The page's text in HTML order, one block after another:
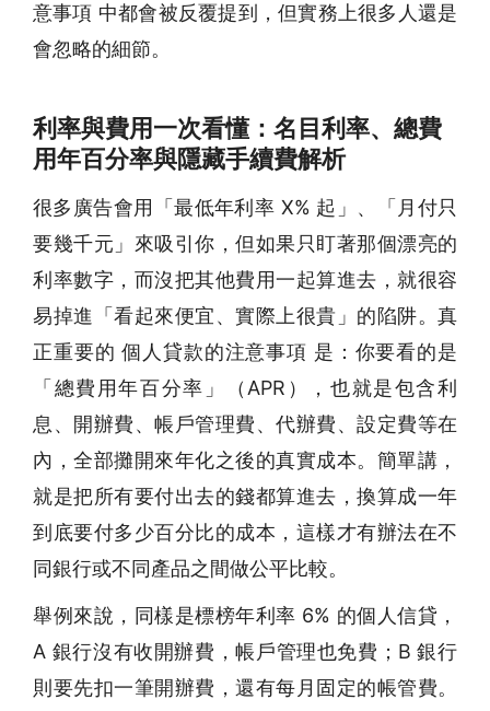
意事項 中都會被反覆提到，但實務上很多人還是
會忽略的細節。
利率與費用一次看懂：名目利率、總費
用年百分率與隱藏手續費解析
很多廣告會用「最低年利率 X% 起」、「月付只
要幾千元」來吸引你，但如果只盯著那個漂亮的
利率數字，而沒把其他費用一起算進去，就很容
易掉進「看起來便宜、實際上很貴」的陷阱。真
正重要的 個人貸款的注意事項 是：你要看的是
「總費用年百分率」（APR），也就是包含利
息、開辦費、帳戶管理費、代辦費、設定費等在
內，全部攤開來年化之後的真實成本。簡單講，
就是把所有要付出去的錢都算進去，換算成一年
到底要付多少百分比的成本，這樣才有辦法在不
同銀行或不同產品之間做公平比較。
舉例來說，同樣是標榜年利率 6% 的個人信貸，
A 銀行沒有收開辦費，帳戶管理也免費；B 銀行
則要先扣一筆開辦費，還有每月固定的帳管費。